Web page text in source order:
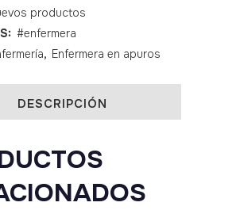
productos
#enfermera
, Enfermera en apuros
DESCRIPCIÓN